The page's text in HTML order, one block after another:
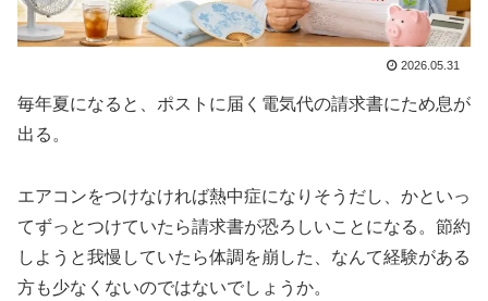
2026.05.31
毎年夏になると、ポストに届く電気代の請求書にため息が
出る。
エアコンをつけなければ熱中症になりそうだし、かといっ
てずっとつけていたら請求書が恐ろしいことになる。節約
しようと我慢していたら体調を崩した、なんて経験がある
方も少なくないのではないでしょうか。